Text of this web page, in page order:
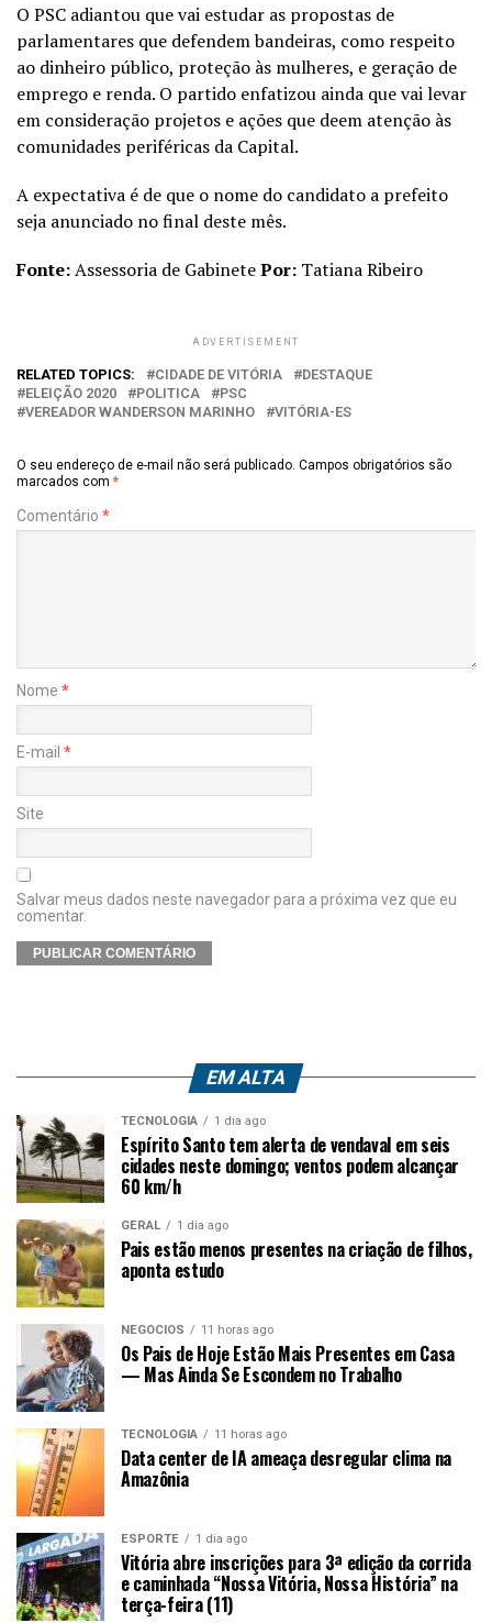
O PSC adiantou que vai estudar as propostas de
parlamentares que defendem bandeiras, como respeito
ao dinheiro público, proteção às mulheres, e geração de
emprego e renda. O partido enfatizou ainda que vai levar
em consideração projetos e ações que deem atenção às
comunidades periféricas da Capital.
A expectativa é de que o nome do candidato a prefeito
seja anunciado no final deste mês.
Fonte:Assessoria de GabinetePor: Tatiana Ribeiro
ADVERTISEMENT
RELATED TOPICS: CIDADE DE VITÓRIA
DESTAQUE
ELEIÇÃO 2020
POLITICA
PSC
VEREADOR WANDERSON MARINHO
VITÓRIA-ES
O seu endereço de e-mail não será publicado. Campos obrigatórios são
marcados com *
Comentário *
Nome *
E-mail *
Site
Salvar meus dados neste navegador para a próxima vez que eu
comentar.
EM ALTA
TECNOLOGIA 1 dia ago
Espírito Santo tem alerta de vendaval em seis
cidades neste domingo; ventos podem alcançar
60 km/h
GERAL 1 dia ago
Pais estão menos presentes na criação de filhos,
aponta estudo
NEGÓCIOS 11 horas ago
Os Pais de Hoje Estão Mais Presentes em Casa
— Mas Ainda Se Escondem no Trabalho
TECNOLOGIA 11 horas ago
Data center de IA ameaça desregular clima na
Amazônia
ESPORTE 1 dia ago
Vitória abre inscrições para 3ª edição da corrida
e caminhada “Nossa Vitória, Nossa História” na
terça-feira (11)